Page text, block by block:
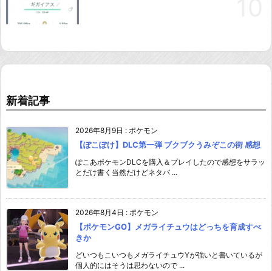
新着記事
2026年8月9日 : ポケモン
【ぽこぽけ】DLC第一弾 ブクブクうみぞこの街 感想
ぽこあポケモンDLCを購入＆プレイしたので感想をサラッ
とだけ書く当然だけどネタバ ...
2026年8月4日 : ポケモン
【ポケモンGO】メガライチュウはどっちを育成すべ
きか
どいつもこいつもメガライチュウYが強いと書いているが
個人的にはそうは思わないので ...